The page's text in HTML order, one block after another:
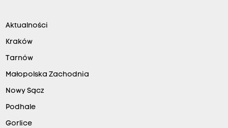
Aktualności
Kraków
Tarnów
Małopolska Zachodnia
Nowy Sącz
Podhale
Gorlice